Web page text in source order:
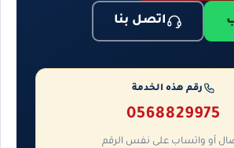
اتصل بنا
رقم هذه الخدمة
0568829975
أو واتساب على نفس الرقم